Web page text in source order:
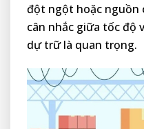
đột ngột hoặc nguồn
cân nhắc giữa tốc độ
dự trữ là quan trọng.